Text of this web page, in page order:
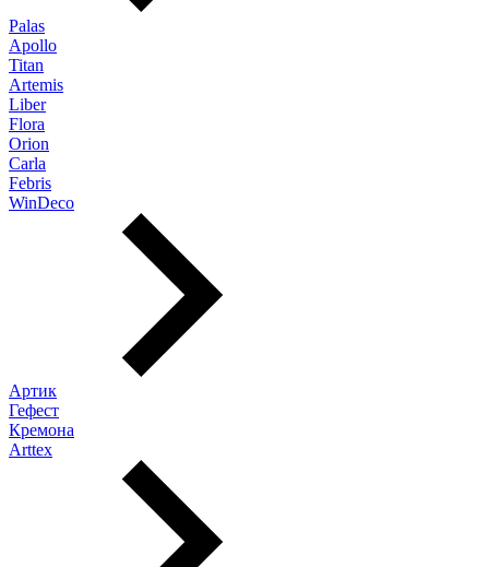
Palas
Apollo
Titan
Artemis
Liber
Flora
Orion
Carla
Febris
WinDeco
Артик
Гефест
Кремона
Arttex